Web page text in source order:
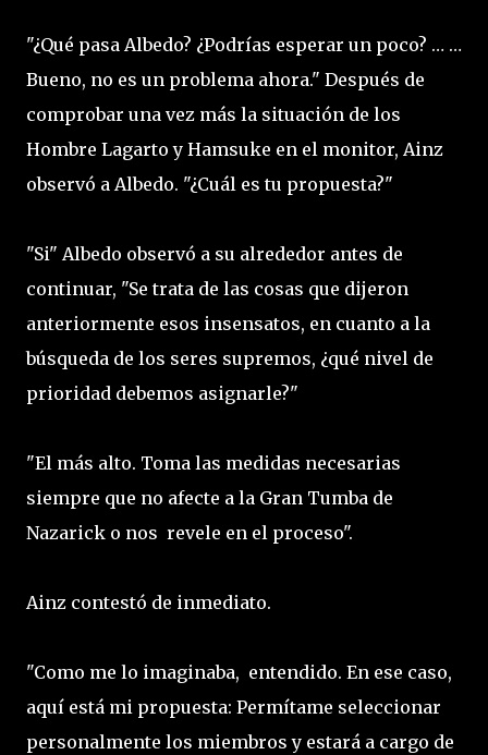
"¿Qué pasa Albedo? ¿Podrías esperar un poco? … …
Bueno, no es un problema ahora." Después de
comprobar una vez más la situación de los
Hombre Lagarto y Hamsuke en el monitor, Ainz
observó a Albedo. "¿Cuál es tu propuesta?"
"Si" Albedo observó a su alrededor antes de
continuar, "Se trata de las cosas que dijeron
anteriormente esos insensatos, en cuanto a la
búsqueda de los seres supremos, ¿qué nivel de
prioridad debemos asignarle?"
"El más alto. Toma las medidas necesarias
siempre que no afecte a la Gran Tumba de
Nazarick o nos revele en el proceso".
Ainz contestó de inmediato.
"Como me lo imaginaba, entendido. En ese caso,
aquí está mi propuesta: Permítame seleccionar
personalmente los miembros y estará a cargo de